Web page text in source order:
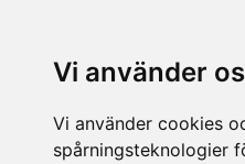
Vi använder
Vi använder cookies
spårningsteknologier